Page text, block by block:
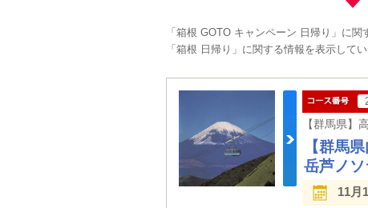
「箱根 GOTO キャンペーン 日帰り」に関
「箱根 日帰り」に関する情報を表示してい
【群馬
岳芦ノ
11月